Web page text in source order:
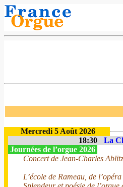
Mercredi 5 Août 2026
18:30
La
Journées de l’orgue 2026
Concert de Jean-Charles
L’école de Rameau, de